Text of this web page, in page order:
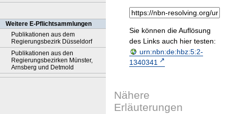
Weitere E-Pflichtsammlungen
Publikationen aus dem
Regierungsbezirk Düsseldorf
Publikationen aus den
Regierungsbezirken Münster,
Arnsberg und Detmold
Sie können die Auflösung
des Links auch hier testen:
urn:nbn:de:hbz:5:2-
1340341
Nähere
Erläuterungen